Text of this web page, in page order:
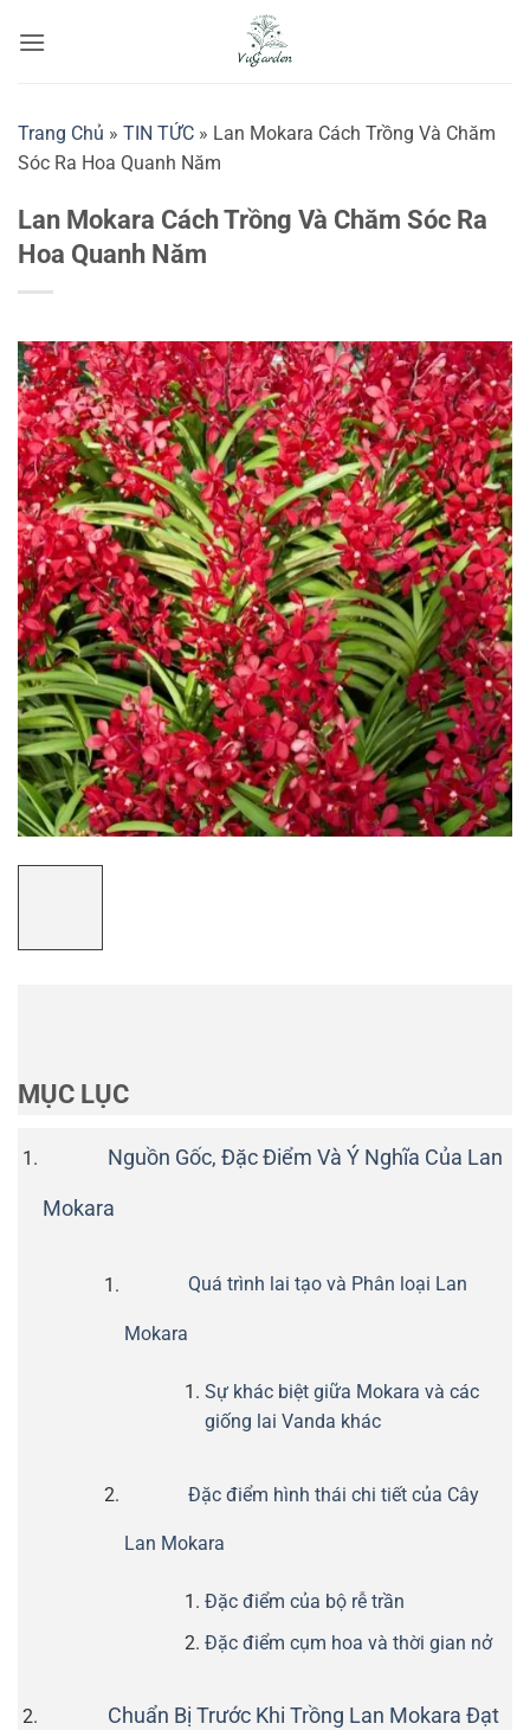
qua
Trang Chủ » TIN TỨC » Lan Mokara Cách Trồng Và Chăm
Sóc Ra Hoa Quanh Năm
Lan Mokara Cách Trồng Và Chăm Sóc Ra
Hoa Quanh Năm
MỤC LỤC
Nguồn Gốc, Đặc Điểm Và Ý Nghĩa Của Lan
Mokara
Quá trình lai tạo và Phân loại Lan
Mokara
Sự khác biệt giữa Mokara và các
giống lai Vanda khác
Đặc điểm hình thái chi tiết của Cây
Lan Mokara
Đặc điểm của bộ rễ trần
Đặc điểm cụm hoa và thời gian nở
Chuẩn Bị Trước Khi Trồng Lan Mokara Đạt